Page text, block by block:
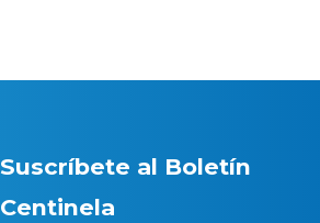
Suscríbete al Boletín
Centinela